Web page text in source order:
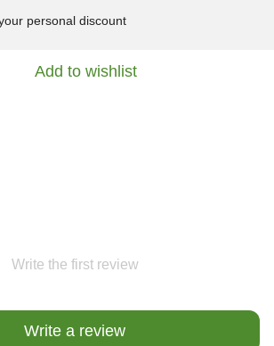
personal discount
Add to wishlist
Write the first review
Write a review